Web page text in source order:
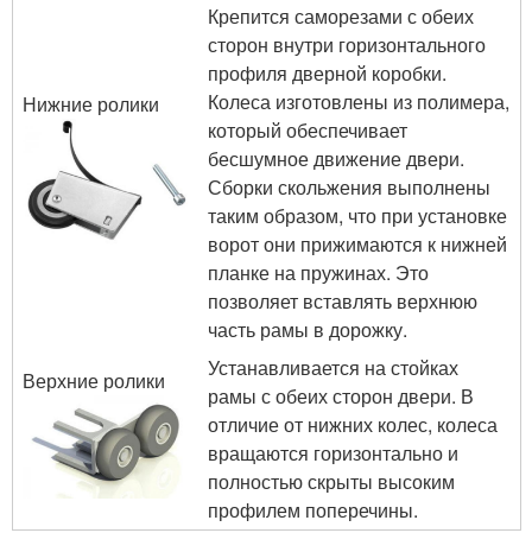
Нижние ролики
Крепится саморезами с обеих
сторон внутри горизонтального
профиля дверной коробки.
Колеса изготовлены из полимера,
который обеспечивает
бесшумное движение двери.
Сборки скольжения выполнены
таким образом, что при установке
ворот они прижимаются к нижней
планке на пружинах. Это
позволяет вставлять верхнюю
часть рамы в дорожку.
Верхние ролики
Устанавливается на стойках
рамы с обеих сторон двери. В
отличие от нижних колес, колеса
вращаются горизонтально и
полностью скрыты высоким
профилем поперечины.